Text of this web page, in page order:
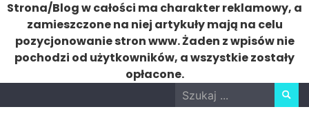
Strona/Blog w całości ma charakter reklamowy, a
zamieszczone na niej artykuły mają na celu
pozycjonowanie stron www. Żaden z wpisów nie
pochodzi od użytkowników, a wszystkie zostały
opłacone.
to
Search
for: